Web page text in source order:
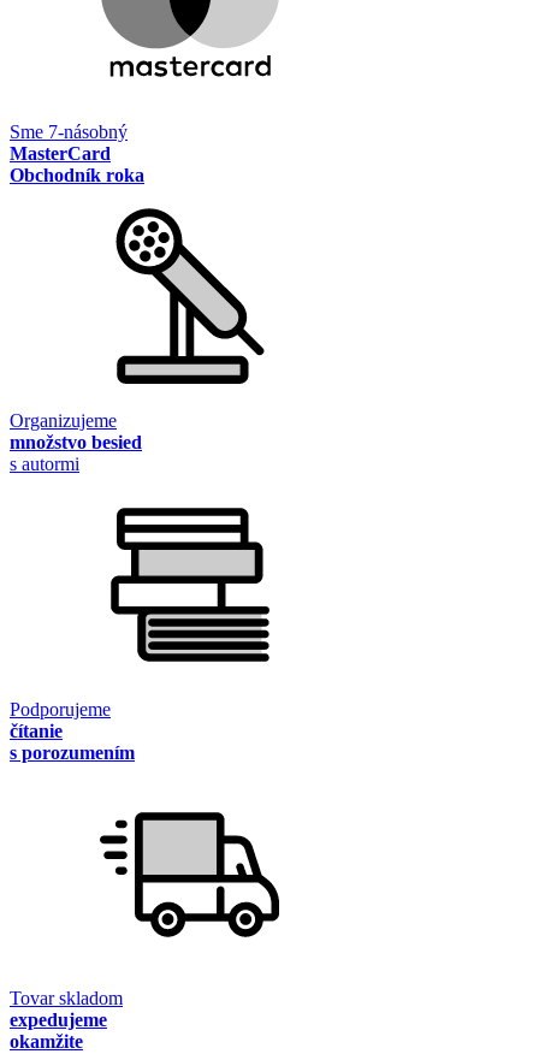
Sme 7-násobný
MasterCard
Obchodník roka
Organizujeme
množstvo besied
s autormi
Podporujeme
čítanie
s porozumením
Tovar skladom
expedujeme
okamžite